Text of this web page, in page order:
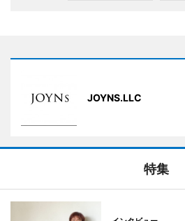
JOYNS.LLC
特集